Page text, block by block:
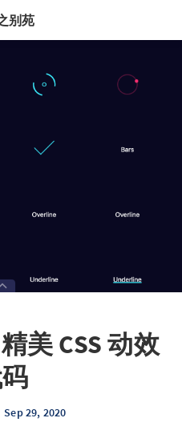
别苑
美 CSS 动效
Sep 29, 2020